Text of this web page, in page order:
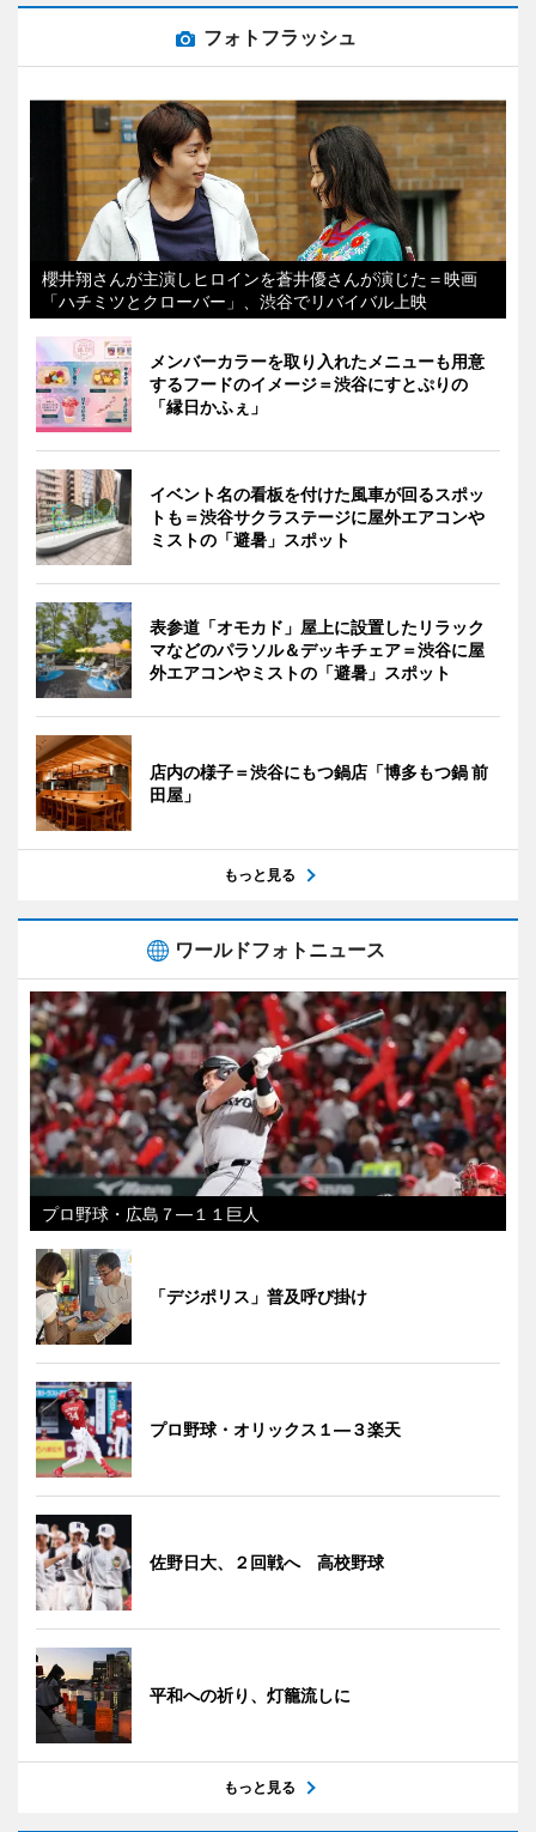
フォトフラッシュ
櫻井翔さんが主演しヒロインを蒼井優さんが演じた＝映画
「ハチミツとクローバー」、渋谷でリバイバル上映
メンバーカラーを取り入れたメニューも用意
するフードのイメージ＝渋谷にすとぷりの
「縁日かふぇ」
イベント名の看板を付けた風車が回るスポッ
トも＝渋谷サクラステージに屋外エアコンや
ミストの「避暑」スポット
表参道「オモカド」屋上に設置したリラック
マなどのパラソル＆デッキチェア＝渋谷に屋
外エアコンやミストの「避暑」スポット
店内の様子＝渋谷にもつ鍋店「博多もつ鍋 前
田屋」
もっと見る
ワールドフォトニュース
プロ野球・広島７―１１巨人
「デジポリス」普及呼び掛け
プロ野球・オリックス１―３楽天
佐野日大、２回戦へ 高校野球
平和への祈り、灯籠流しに
もっと見る